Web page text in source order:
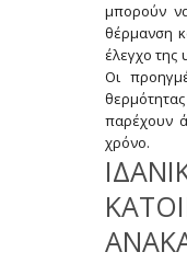
μπορούν
θέρμανση
έλεγχο της
Οι
θερμότητας
παρέχουν
χρόνο.